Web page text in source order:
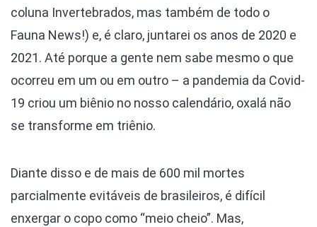
coluna Invertebrados, mas também de todo o
Fauna News!) e, é claro, juntarei os anos de 2020 e
2021. Até porque a gente nem sabe mesmo o que
ocorreu em um ou em outro – a pandemia da Covid-
19 criou um biênio no nosso calendário, oxalá não
se transforme em triênio.
Diante disso e de mais de 600 mil mortes
parcialmente evitáveis de brasileiros, é difícil
enxergar o copo como “meio cheio”. Mas,